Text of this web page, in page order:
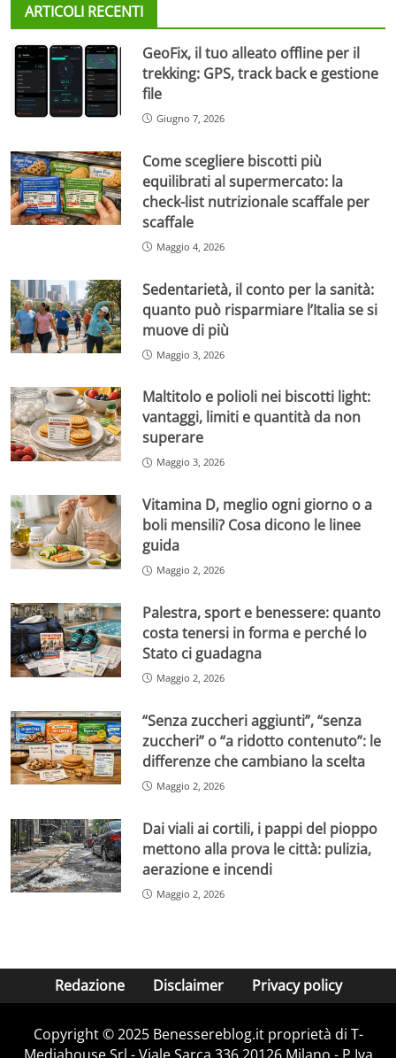
ARTICOLI RECENTI
GeoFix, il tuo alleato offline per il
trekking: GPS, track back e gestione
file
Giugno 7, 2026
Come scegliere biscotti più
equilibrati al supermercato: la
check-list nutrizionale scaffale per
scaffale
Maggio 4, 2026
Sedentarietà, il conto per la sanità:
quanto può risparmiare l’Italia se si
muove di più
Maggio 3, 2026
Maltitolo e polioli nei biscotti light:
vantaggi, limiti e quantità da non
superare
Maggio 3, 2026
Vitamina D, meglio ogni giorno o a
boli mensili? Cosa dicono le linee
guida
Maggio 2, 2026
Palestra, sport e benessere: quanto
costa tenersi in forma e perché lo
Stato ci guadagna
Maggio 2, 2026
“Senza zuccheri aggiunti”, “senza
zuccheri” o “a ridotto contenuto”: le
differenze che cambiano la scelta
Maggio 2, 2026
Dai viali ai cortili, i pappi del pioppo
mettono alla prova le città: pulizia,
aerazione e incendi
Maggio 2, 2026
Redazione Disclaimer Privacy policy
Copyright © 2025 Benessereblog.it proprietà di T-